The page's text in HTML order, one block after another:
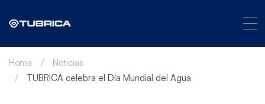
Home
Noticias
TUBRICA celebra el Día Mundial del Agua